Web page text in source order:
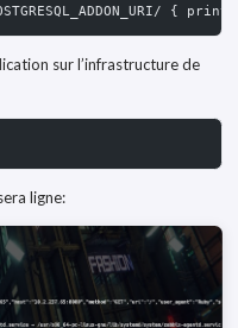
{
sur l’infrastructure de
ligne: